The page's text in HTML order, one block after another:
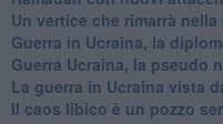
Un vertice che rimarrà nella
Guerra in Ucraina, la
Guerra Ucraina, la pseudo
La guerra in Ucraina vista
​Il caos libico è un pozzo